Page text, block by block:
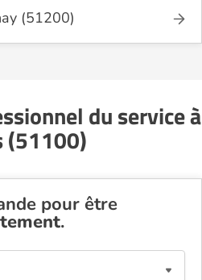
(51200)
du service à
(51100)
pour être
.